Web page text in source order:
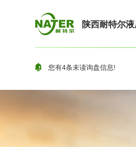
陕西耐特尔
您有4条未读询盘信息!